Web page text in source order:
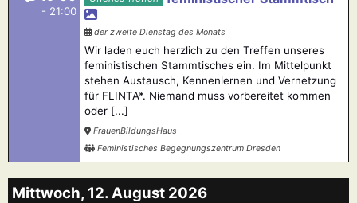
- 21:00
der zweite Dienstag des Monats
Wir laden euch herzlich zu den Treffen unseres
feministischen Stammtisches ein. Im Mittelpunkt
stehen Austausch, Kennenlernen und Vernetzung
für FLINTA*. Niemand muss vorbereitet kommen
oder [...]
FrauenBildungsHaus
Feministisches Begegnungszentrum Dresden
Mittwoch, 12. August 2026